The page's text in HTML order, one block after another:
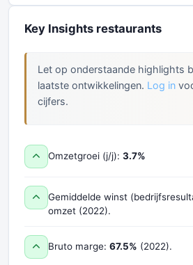
Key Insights restaurants
Let op onderstaande highlights
laatste ontwikkelingen. Log in
cijfers.
Omzetgroei (j/j): 3.7%
Gemiddelde winst
omzet (2022).
Bruto marge: 67.5% (2022).